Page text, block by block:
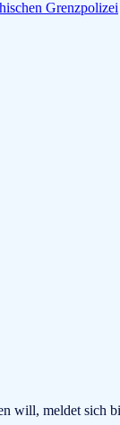
Grenzpolizei
will, meldet sich